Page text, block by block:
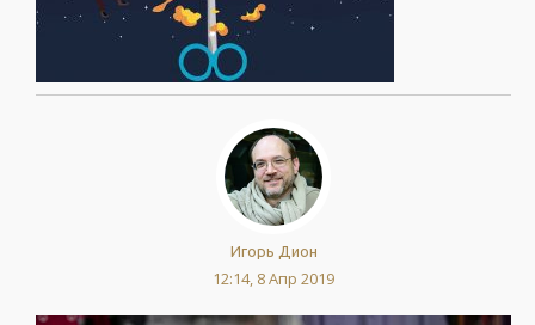
Игорь Дион
12:14, 8 Апр 2019